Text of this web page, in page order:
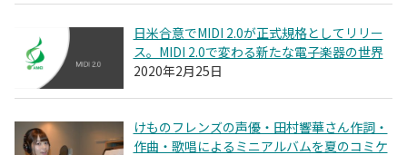
日米合意でMIDI 2.0が正式規格としてリリー
ス。MIDI 2.0で変わる新たな電子楽器の世界
2020年2月25日
けものフレンズの声優・田村響華さん作詞・
作曲・歌唱によるミニアルバムを夏のコミケ